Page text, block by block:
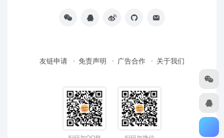
友链申请 免责声明 广告合作 关于我们